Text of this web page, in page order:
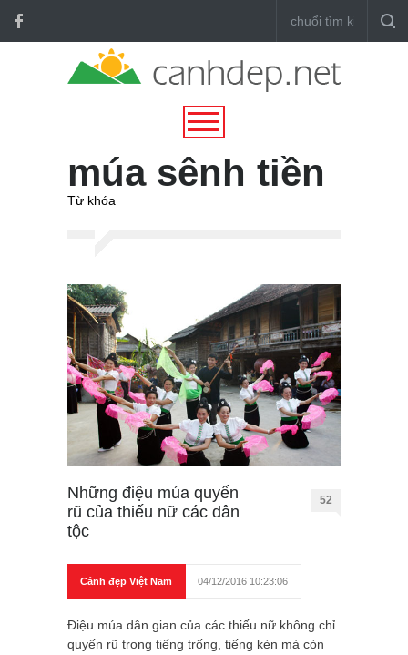
múa sênh tiền
Từ khóa
Những điệu múa quyến
rũ của thiếu nữ các dân
tộc
52
Cảnh đẹp Việt Nam 04/12/2016 10:23:06
Điệu múa dân gian của các thiếu nữ không chỉ
quyến rũ trong tiếng trống, tiếng kèn mà còn